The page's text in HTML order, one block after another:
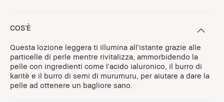
COS’È
Questa lozione leggera ti illumina all'istante grazie alle
particelle di perle mentre rivitalizza, ammorbidendo la
pelle con ingredienti come l'acido ialuronico, il burro di
karitè e il burro di semi di murumuru, per aiutare a dare la
pelle ad ottenere un bagliore sano.